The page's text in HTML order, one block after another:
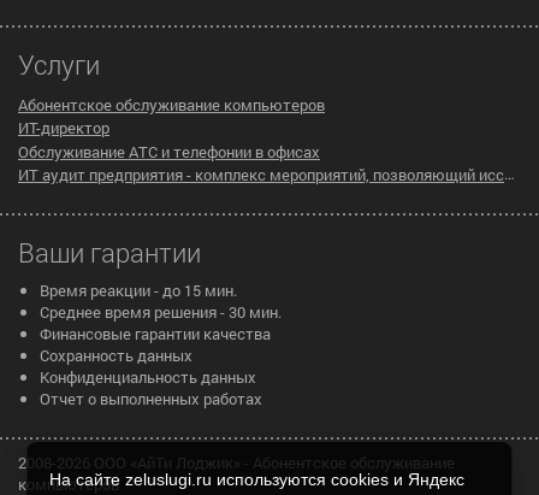
Услуги
Абонентское обслуживание компьютеров
ИТ-директор
Обслуживание АТС и телефонии в офисах
ИТ аудит предприятия - комплекс мероприятий, позволяющий исследовать существующую инфраструктуру компании на предмет эффективности ее работы
Ваши гарантии
Время реакции - до 15 мин.
Среднее время решения - 30 мин.
Финансовые гарантии качества
Сохранность данных
Конфиденциальность данных
Отчет о выполненных работах
2008-2026 ООО «АйТи Лоджик» - Абонентское обслуживание
компьютеров
На сайте zeluslugi.ru используются cookies и Яндекс